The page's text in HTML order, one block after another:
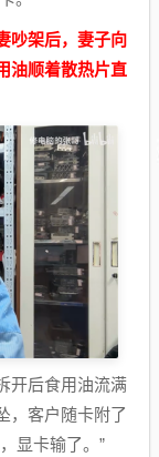
吵架后，妻子向
油顺着散热片直
开后食用油流满
，客户随卡附了
显卡输了。”